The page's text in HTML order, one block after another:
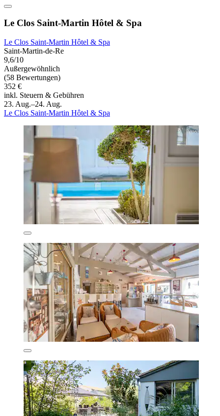
Le Clos Saint-Martin Hôtel & Spa
Le Clos Saint-Martin Hôtel & Spa
Saint-Martin-de-Re
9,6/10
Außergewöhnlich
(58 Bewertungen)
352 €
inkl. Steuern & Gebühren
23. Aug.–24. Aug.
Le Clos Saint-Martin Hôtel & Spa